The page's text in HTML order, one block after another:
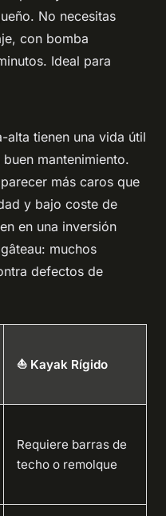
No necesitas
con bomba
Ideal para
alta tienen una vida útil
mantenimiento.
más caros que
y bajo coste de
en una inversión
muchos
defectos de
⛵ Kayak Rígido
Requiere barras de
techo o remolque